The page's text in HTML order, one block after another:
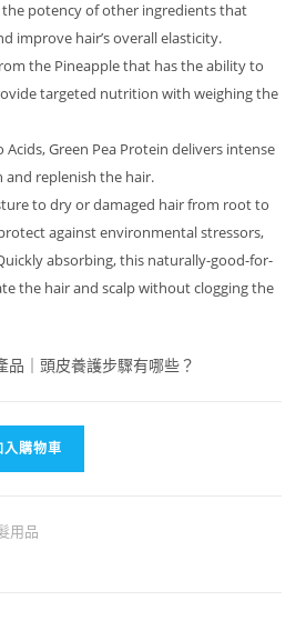
potency of other ingredients that
improve hair’s overall elasticity.
the Pineapple that has the ability to
targeted nutrition with weighing the
Green Pea Protein delivers intense
replenish the hair.
to dry or damaged hair from root to
against environmental stressors,
absorbing, this naturally-good-for-
the hair and scalp without clogging the
品 ｜頭皮養護步驟有哪些？
入購物車
用品